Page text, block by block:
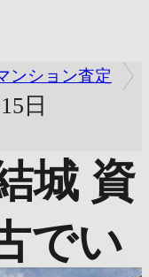
ンション査定
日
城 資
でい